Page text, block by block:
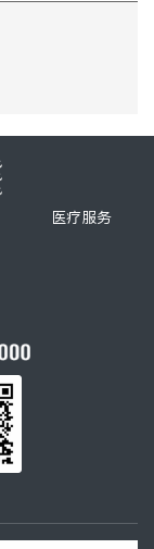
医疗服务